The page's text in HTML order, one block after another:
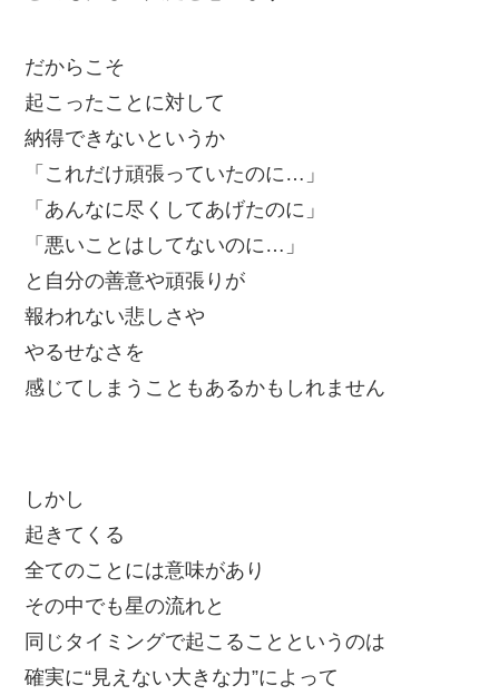
だからこそ
起こったことに対して
納得できないというか
「これだけ頑張っていたのに…」
「あんなに尽くしてあげたのに」
「悪いことはしてないのに…」
と自分の善意や頑張りが
報われない悲しさや
やるせなさを
感じてしまうこともあるかもしれません
しかし
起きてくる
全てのことには意味があり
その中でも星の流れと
同じタイミングで起こることというのは
確実に“見えない大きな力”によって